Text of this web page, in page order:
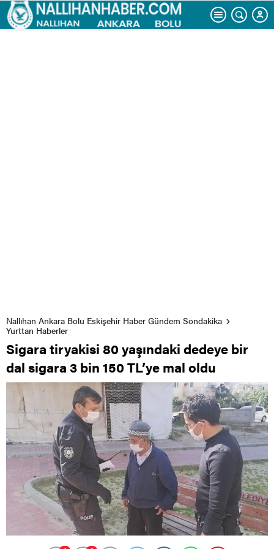
Nallıhan Ankara Bolu Eskişehir Haber Gündem Sondakika
Yurttan Haberler
Sigara tiryakisi 80 yaşındaki dedeye bir
dal sigara 3 bin 150 TL’ye mal oldu